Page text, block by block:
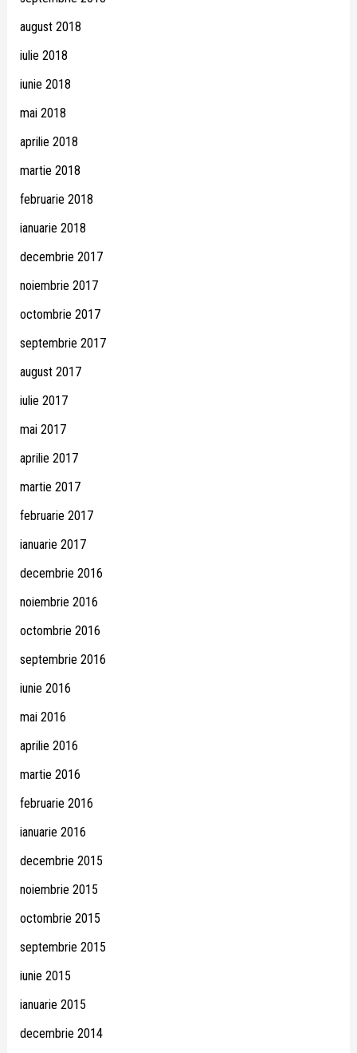
august 2018
iulie 2018
iunie 2018
mai 2018
aprilie 2018
martie 2018
februarie 2018
ianuarie 2018
decembrie 2017
noiembrie 2017
octombrie 2017
septembrie 2017
august 2017
iulie 2017
mai 2017
aprilie 2017
martie 2017
februarie 2017
ianuarie 2017
decembrie 2016
noiembrie 2016
octombrie 2016
septembrie 2016
iunie 2016
mai 2016
aprilie 2016
martie 2016
februarie 2016
ianuarie 2016
decembrie 2015
noiembrie 2015
octombrie 2015
septembrie 2015
iunie 2015
ianuarie 2015
decembrie 2014